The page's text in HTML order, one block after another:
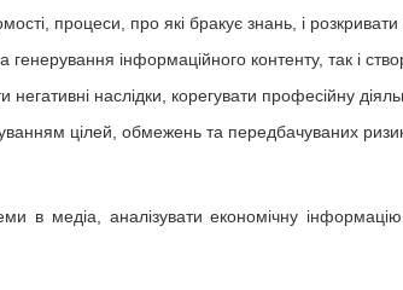
процеси, про які бракує знань, і
інформаційного контенту, так і
наслідки, корегувати професійну
цілей, обмежень та передбачуваних
в медіа, аналізувати економічну